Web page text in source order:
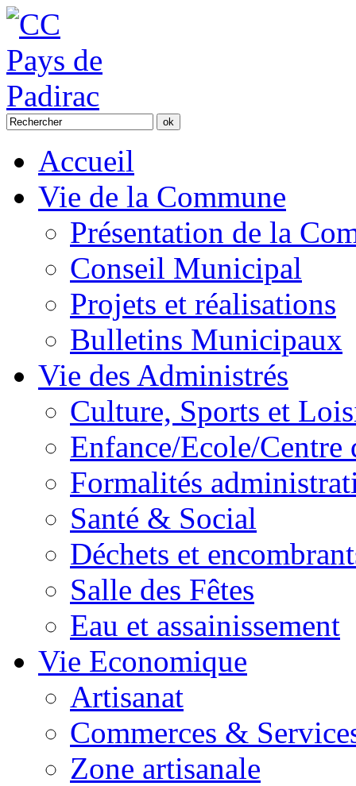
Accueil
Vie de la Commune
Présentation de la
Conseil Municipal
Projets et réalisations
Bulletins Municipaux
Vie des Administrés
Culture, Sports et
Enfance/Ecole/Centre
Formalités
Santé & Social
Déchets et
Salle des Fêtes
Eau et assainissement
Vie Economique
Artisanat
Commerces &
Zone artisanale